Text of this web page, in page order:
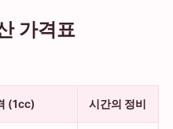
가격표
(1cc) 시간의 정비